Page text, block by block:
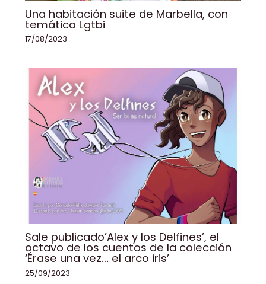
Una habitación suite de Marbella, con
temática Lgtbi
17/08/2023
Sale publicado’Alex y los Delfines’, el
octavo de los cuentos de la colección
‘Érase una vez… el arco iris’
25/09/2023